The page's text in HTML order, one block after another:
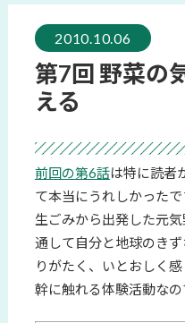
2010.10.06
第7回 野菜の
える
前回の第6話は特に読者
て本当にうれしかった
生ごみから出発した元
通して自分と地球のき
りがたく、いとおしく
幹に触れる体験活動なの